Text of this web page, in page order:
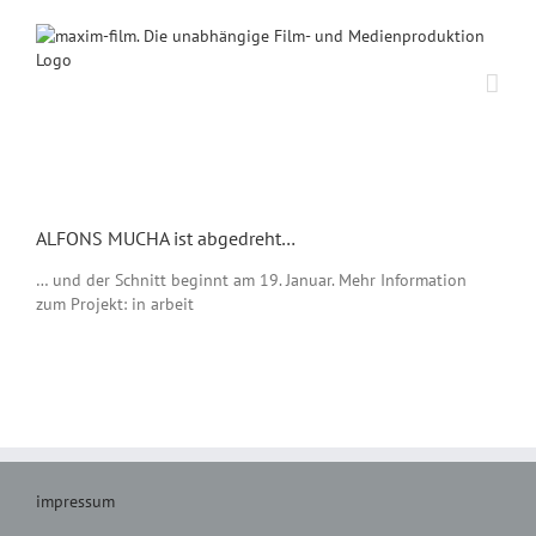
Inhalt
springen
Bild
ALFONS MUCHA ist abgedreht…
… und der Schnitt beginnt am 19. Januar. Mehr Information
zum Projekt: in arbeit
impressum